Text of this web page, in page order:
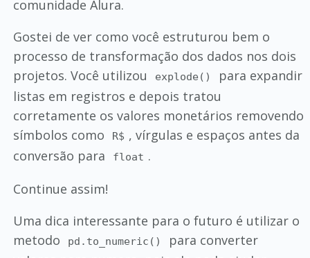
comunidade Alura.
Gostei de ver como você estruturou bem o
processo de transformação dos dados nos dois
projetos. Você utilizou
explode()
para expandir
listas em registros e depois tratou
corretamente os valores monetários removendo
símbolos como
R$ , vírgulas e espaços antes da
conversão para
float .
Continue assim!
Uma dica interessante para o futuro é utilizar o
metodo
pd.to_numeric()
para converter